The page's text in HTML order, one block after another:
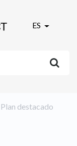
ES
​Plan destacado